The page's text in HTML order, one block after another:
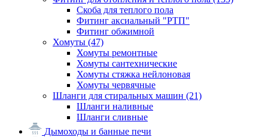
Скоба для теплого пола
Фитинг аксиальный "РТП"
Фитинг обжимной
Хомуты (47)
Хомуты ремонтные
Хомуты сантехнические
Хомуты стяжка нейлоновая
Хомуты червячные
Шланги для стиральных машин (21)
Шланги наливные
Шланги сливные
Дымоходы и банные печи